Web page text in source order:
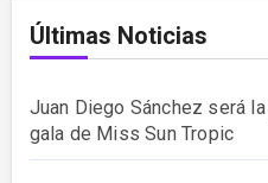
Últimas Noticias
Juan Diego Sánchez será
gala de Miss Sun Tropic